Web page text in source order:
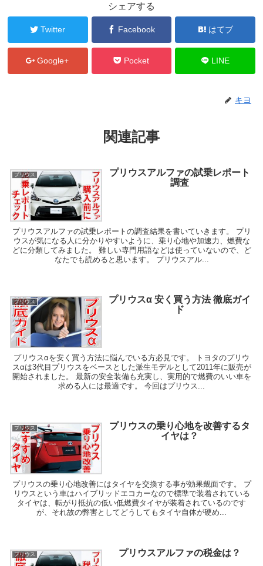
シェアする
Twitter Facebook はてブ
Google+ Pocket LINE
キヨ
関連記事
プリウス
プリウスアルファの試乗レポート
調査
プリウスアルファの試乗レポートの調査結果を書いていきます。 プリ
ウスが気になる人に分かりやすいように、乗り心地や加速力、燃費な
どに分類してみました。 難しい専門用語などは使っていないので、ど
なたでも読めると思います。 プリウスアル...
プリウス
プリウスα 安く買う方法 徹底ガイ
ド
プリウスαを安く買う方法に悩んでいる方必見です。 トヨタのプリウ
スαは3代目プリウスをベースとした派生モデルとして2011年に販売が
開始されました。 最新の安全装備も充実し、実用的で燃費のいい車を
求める人には最適です。 今回はプリウス...
プリウス
プリウスの乗り心地を改善するタ
イヤは？
プリウスの乗り心地改善にはタイヤを交換する事が効果覿面です。 プ
リウスという車はハイブリッドエコカーなので標準で装着されている
タイヤは、転がり抵抗の低い低燃費タイヤが装着されているのです
が、それ故の弊害としてどうしてもタイヤ自体が硬め...
プリウス プリウスアルファの税金は？